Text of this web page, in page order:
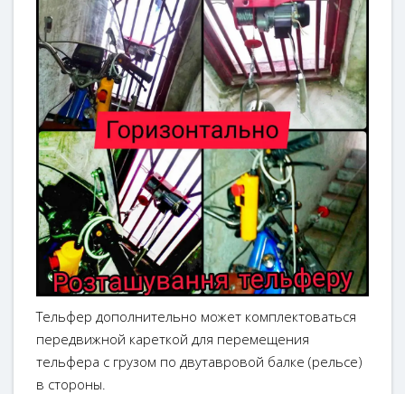
Тельфер дополнительно может комплектоваться
передвижной кареткой для перемещения
тельфера с грузом по двутавровой балке (рельсе)
в стороны.